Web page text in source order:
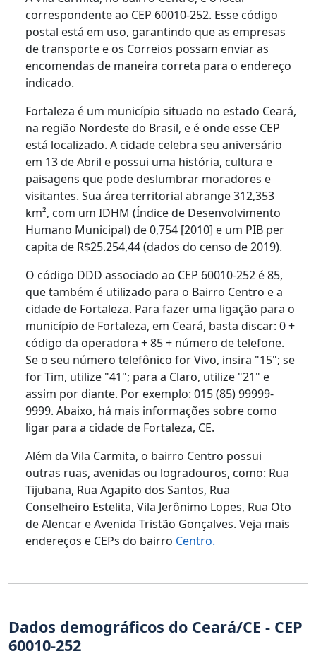
correspondente ao CEP 60010-252. Esse código
postal está em uso, garantindo que as empresas
de transporte e os Correios possam enviar as
encomendas de maneira correta para o endereço
indicado.
Fortaleza é um município situado no estado Ceará,
na região Nordeste do Brasil, e é onde esse CEP
está localizado. A cidade celebra seu aniversário
em 13 de Abril e possui uma história, cultura e
paisagens que pode deslumbrar moradores e
visitantes. Sua área territorial abrange 312,353
km², com um IDHM (Índice de Desenvolvimento
Humano Municipal) de 0,754 [2010] e um PIB per
capita de R$25.254,44 (dados do censo de 2019).
O código DDD associado ao CEP 60010-252 é 85,
que também é utilizado para o Bairro Centro e a
cidade de Fortaleza. Para fazer uma ligação para o
município de Fortaleza, em Ceará, basta discar: 0 +
código da operadora + 85 + número de telefone.
Se o seu número telefônico for Vivo, insira "15"; se
for Tim, utilize "41"; para a Claro, utilize "21" e
assim por diante. Por exemplo: 015 (85) 99999-
9999. Abaixo, há mais informações sobre como
ligar para a cidade de Fortaleza, CE.
Além da Vila Carmita, o bairro Centro possui
outras ruas, avenidas ou logradouros, como: Rua
Tijubana, Rua Agapito dos Santos, Rua
Conselheiro Estelita, Vila Jerônimo Lopes, Rua Oto
de Alencar e Avenida Tristão Gonçalves. Veja mais
endereços e CEPs do bairro Centro.
Dados demográficos do Ceará/CE - CEP
60010-252